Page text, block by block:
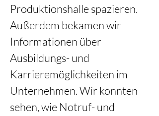
Produktionshalle spazieren.
Außerdem bekamen wir
Informationen über
Ausbildungs- und
Karrieremöglichkeiten im
Unternehmen. Wir konnten
sehen, wie Notruf- und